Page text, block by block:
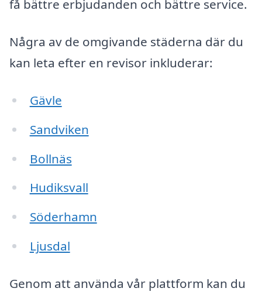
få bättre erbjudanden och bättre service.
Några av de omgivande städerna där du
kan leta efter en revisor inkluderar:
Gävle
Sandviken
Bollnäs
Hudiksvall
Söderhamn
Ljusdal
Genom att använda vår plattform kan du